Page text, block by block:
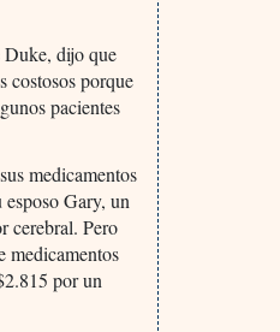
Duke, dijo que
costosos porque
pacientes
medicamentos
Gary, un
cerebral. Pero
medicamentos
por un